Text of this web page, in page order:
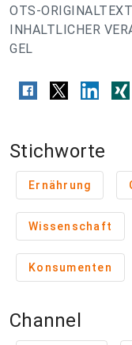
OTS-
INHALTLICHER
GEL
Stichworte
Ernährung
Wissenschaft
Konsumenten
Channel